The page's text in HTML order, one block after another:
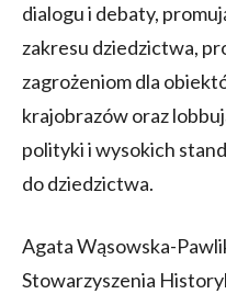
dialogu i debaty,
zakresu dziedzictwa,
zagrożeniom dla
krajobrazów oraz
polityki i wysokich
do dziedzictwa.
Agata Wąsowska-
Stowarzyszenia